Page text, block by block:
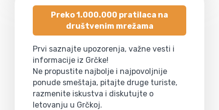
Preko 1.000.000 pratilaca na
društvenim mrežama
Prvi saznajte upozorenja, važne vesti i
informacije iz Grčke!
Ne propustite najbolje i najpovoljnije
ponude smeštaja, pitajte druge turiste,
razmenite iskustva i diskutujte o
letovanju u Grčkoj.